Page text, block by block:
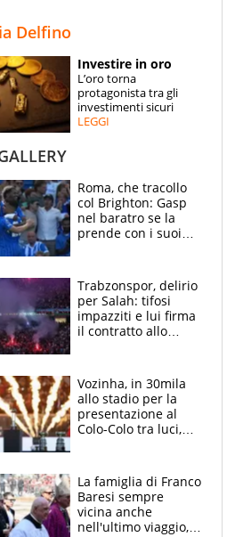
ESPERTI
CONTATTI
Delfino
Investire in oro
L’oro torna
protagonista tra gli
investimenti sicuri
LEGGI
Roma, che tracollo
col Brighton: Gasp
nel baratro se la
prende con i suoi
Trabzonspor, delirio
per Salah: tifosi
impazziti e lui firma
il contratto allo
Vozinha, in 30mila
allo stadio per la
presentazione al
Colo-Colo tra luci,
La famiglia di Franco
Baresi sempre
vicina anche
nell'ultimo viaggio,